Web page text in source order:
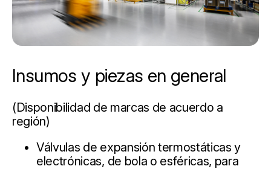
Insumos y piezas en general
(Disponibilidad de marcas de acuerdo a
región)
Válvulas de expansión termostáticas y
electrónicas, de bola o esféricas, para